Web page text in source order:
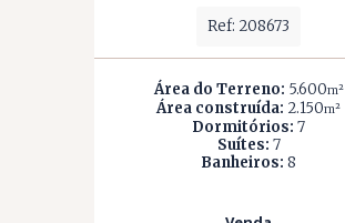
Ref: 208673
Área do Terreno: 5.600m²
Área construída: 2.150m²
Dormitórios: 7
Suítes: 7
Banheiros: 8